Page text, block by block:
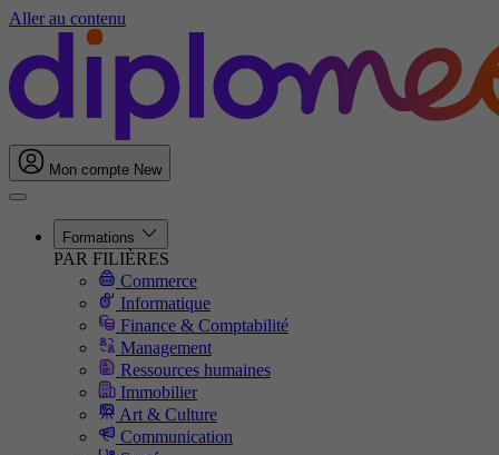
Aller au contenu
Mon compte New
Formations
PAR FILIÈRES
Commerce
Informatique
Finance & Comptabilité
Management
Ressources humaines
Immobilier
Art & Culture
Communication